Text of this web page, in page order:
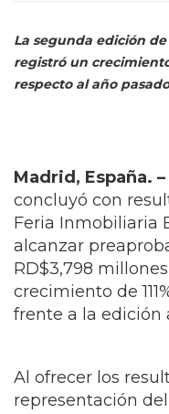
La segunda edición
registró un
respecto al año pasado
Madrid, España. –
concluyó con
Feria Inmobiliaria
alcanzar
RD$3,798
crecimiento de
frente a la edición
Al ofrecer los
representación